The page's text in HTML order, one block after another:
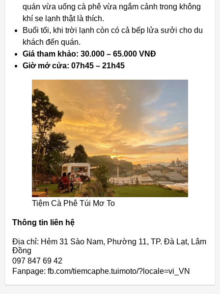
quán vừa uống cà phê vừa ngắm cảnh trong không
khí se lạnh thật là thích.
Buổi tối, khi trời lạnh còn có cả bếp lửa sưởi cho du
khách đến quán.
Giá tham khảo: 30.000 – 65.000 VNĐ
Giờ mở cửa: 07h45 – 21h45
Tiệm Cà Phê Túi Mơ To
Thông tin liên hệ
Địa chỉ: Hẻm 31 Sào Nam, Phường 11, TP. Đà Lạt, Lâm
Đồng
097 847 69 42
Fanpage: fb.com/tiemcaphe.tuimoto/?locale=vi_VN